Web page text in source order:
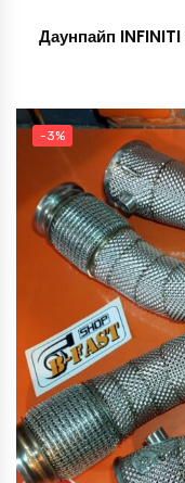
Даунпайп
-3%